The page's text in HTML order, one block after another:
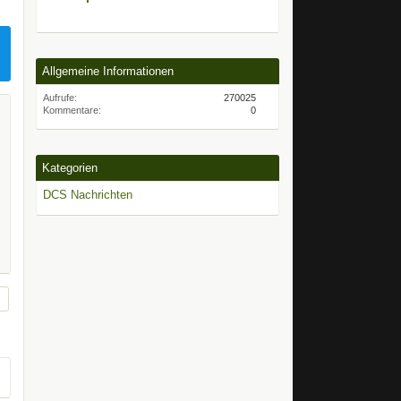
Allgemeine Informationen
Aufrufe
270025
Kommentare
0
Kategorien
DCS Nachrichten